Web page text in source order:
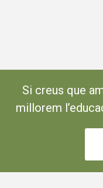
Si creus que
millorem